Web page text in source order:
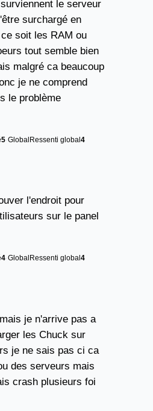
le serveur
surchargé en
soit les RAM ou
tout semble bien
malgré ca beaucoup
je ne comprend
le problème
5 GlobalRessenti global4
l'endroit pour
sur le panel
4 Global Ressenti global 4
je n'arrive pas a
les Chuck sur
je ne sais pas ci ca
des serveurs mais
crash plusieurs foi